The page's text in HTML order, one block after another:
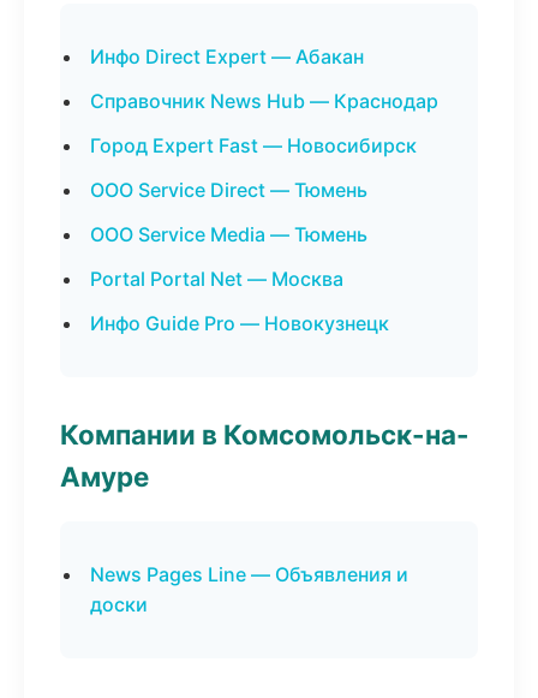
Инфо Direct Expert — Абакан
Справочник News Hub — Краснодар
Город Expert Fast — Новосибирск
ООО Service Direct — Тюмень
ООО Service Media — Тюмень
Portal Portal Net — Москва
Инфо Guide Pro — Новокузнецк
Компании в Комсомольск-на-
Амуре
News Pages Line — Объявления и
доски